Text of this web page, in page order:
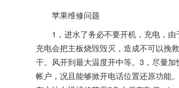
苹果维修问题
1，进水了务必不要开机，充电，
充电会把主板烧毁毁灭，造成不可以挽
干。风开到最大温度开中等。3，尽量
帐户，况且能够掀开电话位置还原功能